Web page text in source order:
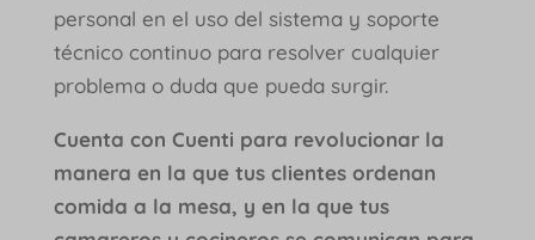
personal en el uso del sistema y soporte
técnico continuo para resolver cualquier
problema o duda que pueda surgir.
Cuenta con Cuenti para revolucionar la
manera en la que tus clientes ordenan
comida a la mesa, y en la que tus